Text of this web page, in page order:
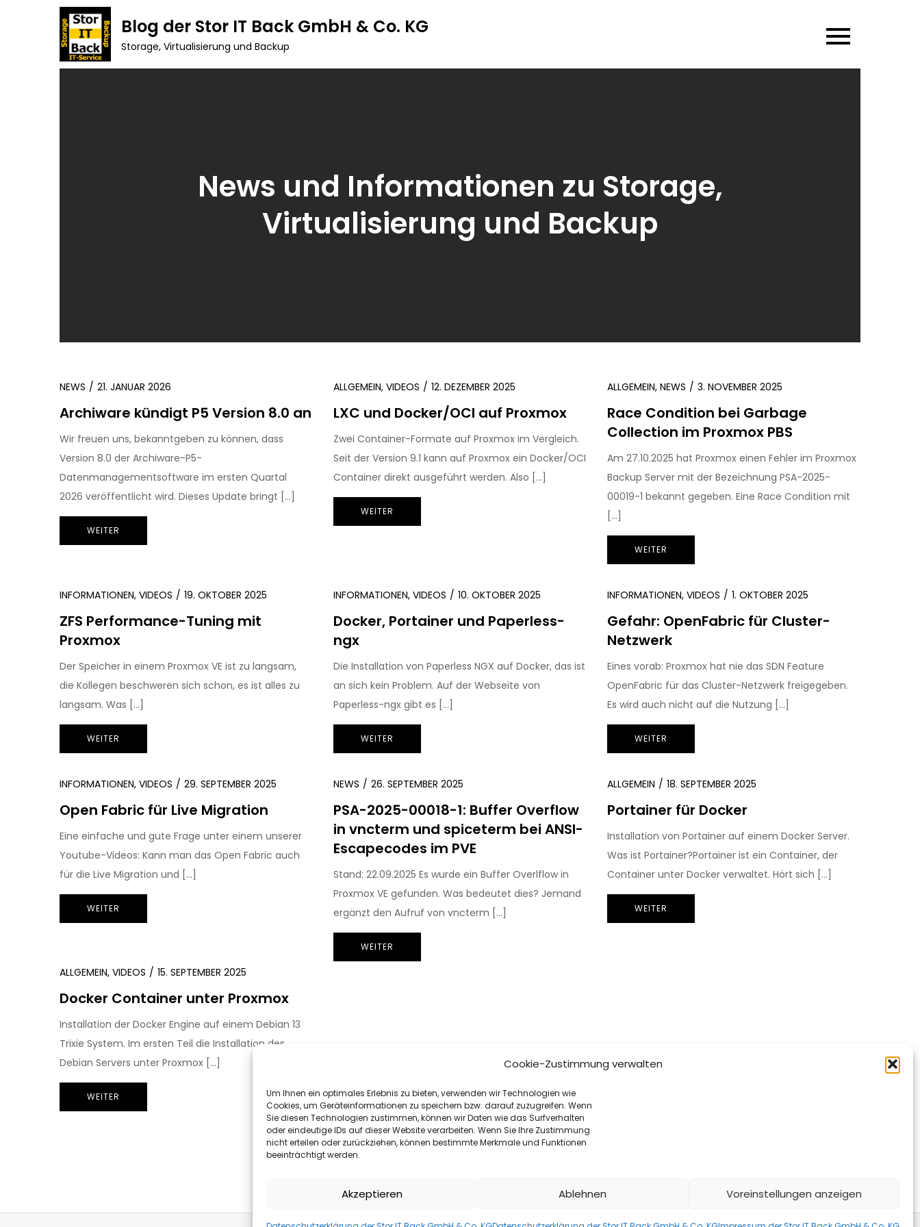
Cookie-Zustimmung verwalten
Um Ihnen ein optimales Erlebnis zu bieten, verwenden wir Technologien wie
Cookies, um Geräteinformationen zu speichern bzw. darauf zuzugreifen. Wenn
Sie diesen Technologien zustimmen, können wir Daten wie das Surfverhalten
oder eindeutige IDs auf dieser Website verarbeiten. Wenn Sie Ihre Zustimmung
nicht erteilen oder zurückziehen, können bestimmte Merkmale und Funktionen
beeinträchtigt werden.
Akzeptieren Ablehnen Voreinstellungen anzeigen
Blog der Stor IT Back GmbH & Co. KG
Storage, Virtualisierung und Backup
News und Informationen zu Storage,
Virtualisierung und Backup
NEWS 21. JANUAR 2026
Archiware kündigt P5 Version 8.0 an
Wir freuen uns, bekanntgeben zu können, dass
Version 8.0 der Archiware-P5-
Datenmanagementsoftware im ersten Quartal
2026 veröffentlicht wird. Dieses Update bringt […]
WEITER
ALLGEMEIN, VIDEOS 12. DEZEMBER 2025
LXC und Docker/OCI auf Proxmox
Zwei Container-Formate auf Proxmox im Vergleich.
Seit der Version 9.1 kann auf Proxmox ein Docker/OCI
Container direkt ausgeführt werden. Also […]
WEITER
ALLGEMEIN, NEWS 3. NOVEMBER 2025
Race Condition bei Garbage
Collection im Proxmox PBS
Am 27.10.2025 hat Proxmox einen Fehler im Proxmox
Backup Server mit der Bezeichnung PSA-2025-
00019-1 bekannt gegeben. Eine Race Condition mit
[…]
WEITER
INFORMATIONEN, VIDEOS 19. OKTOBER 2025
ZFS Performance-Tuning mit
Proxmox
Der Speicher in einem Proxmox VE ist zu langsam,
die Kollegen beschweren sich schon, es ist alles zu
langsam. Was […]
WEITER
INFORMATIONEN, VIDEOS 10. OKTOBER 2025
Docker, Portainer und Paperless-
ngx
Die Installation von Paperless NGX auf Docker, das ist
an sich kein Problem. Auf der Webseite von
Paperless-ngx gibt es […]
WEITER
INFORMATIONEN, VIDEOS 1. OKTOBER 2025
Gefahr: OpenFabric für Cluster-
Netzwerk
Eines vorab: Proxmox hat nie das SDN Feature
OpenFabric für das Cluster-Netzwerk freigegeben.
Es wird auch nicht auf die Nutzung […]
WEITER
INFORMATIONEN, VIDEOS 29. SEPTEMBER 2025
Open Fabric für Live Migration
Eine einfache und gute Frage unter einem unserer
Youtube-Videos: Kann man das Open Fabric auch
für die Live Migration und […]
WEITER
NEWS 26. SEPTEMBER 2025
PSA-2025-00018-1: Buffer Overflow
in vncterm und spiceterm bei ANSI-
Escapecodes im PVE
Stand: 22.09.2025 Es wurde ein Buffer Overlflow in
Proxmox VE gefunden. Was bedeutet dies? Jemand
ergänzt den Aufruf von vncterm […]
WEITER
ALLGEMEIN 18. SEPTEMBER 2025
Portainer für Docker
Installation von Portainer auf einem Docker Server.
Was ist Portainer?Portainer ist ein Container, der
Container unter Docker verwaltet. Hört sich […]
WEITER
ALLGEMEIN, VIDEOS 15. SEPTEMBER 2025
Docker Container unter Proxmox
Installation der Docker Engine auf einem Debian 13
Trixie System. Im ersten Teil die Installation des
Debian Servers unter Proxmox […]
WEITER
Seitennummerierung
der